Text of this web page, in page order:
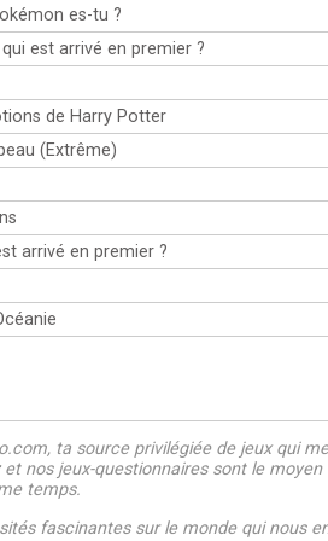
es-tu ?
est arrivé en premier ?
de Harry Potter
(Extrême)
arrivé en premier ?
ta source privilégiée de jeux qui
et nos jeux-questionnaires sont le
temps.
fascinantes sur le monde qui nous